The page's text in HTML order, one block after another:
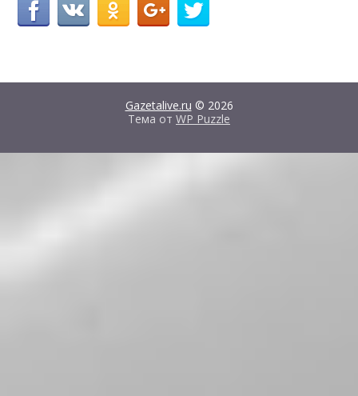
Gazetalive.ru © 2026
Тема от WP Puzzle